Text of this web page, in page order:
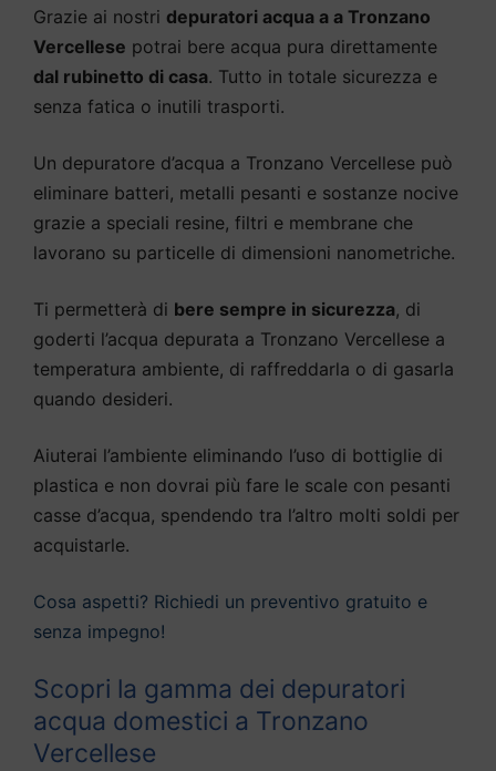
Grazie ai nostri depuratori acqua a a Tronzano
Vercellese potrai bere acqua pura direttamente
dal rubinetto di casa. Tutto in totale sicurezza e
senza fatica o inutili trasporti.
Un depuratore d’acqua a Tronzano Vercellese può
eliminare batteri, metalli pesanti e sostanze nocive
grazie a speciali resine, filtri e membrane che
lavorano su particelle di dimensioni nanometriche.
Ti permetterà di bere sempre in sicurezza, di
goderti l’acqua depurata a Tronzano Vercellese a
temperatura ambiente, di raffreddarla o di gasarla
quando desideri.
Aiuterai l’ambiente eliminando l’uso di bottiglie di
plastica e non dovrai più fare le scale con pesanti
casse d’acqua, spendendo tra l’altro molti soldi per
acquistarle.
Cosa aspetti? Richiedi un preventivo gratuito e
senza impegno!
Scopri la gamma dei depuratori
acqua domestici a Tronzano
Vercellese